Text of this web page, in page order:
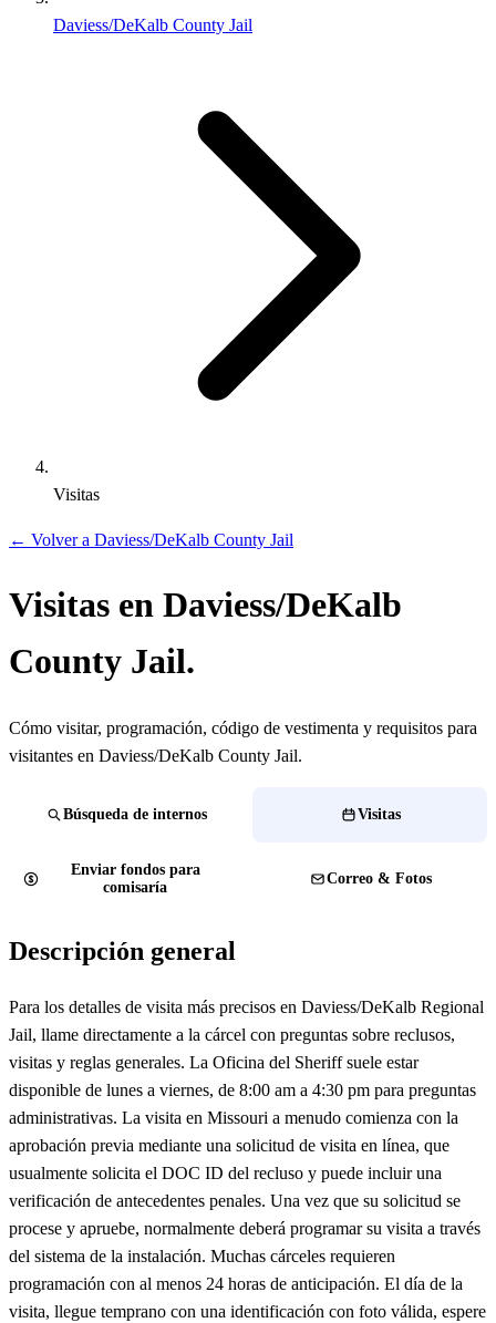
Daviess/DeKalb County Jail
Visitas
← Volver a Daviess/DeKalb County Jail
Visitas en Daviess/DeKalb
County Jail.
Cómo visitar, programación, código de vestimenta y requisitos para
visitantes en Daviess/DeKalb County Jail.
Búsqueda de internos Visitas
Enviar fondos para
comisaría
Correo & Fotos
Descripción general
Para los detalles de visita más precisos en Daviess/DeKalb Regional
Jail, llame directamente a la cárcel con preguntas sobre reclusos,
visitas y reglas generales. La Oficina del Sheriff suele estar
disponible de lunes a viernes, de 8:00 am a 4:30 pm para preguntas
administrativas. La visita en Missouri a menudo comienza con la
aprobación previa mediante una solicitud de visita en línea, que
usualmente solicita el DOC ID del recluso y puede incluir una
verificación de antecedentes penales. Una vez que su solicitud se
procese y apruebe, normalmente deberá programar su visita a través
del sistema de la instalación. Muchas cárceles requieren
programación con al menos 24 horas de anticipación. El día de la
visita, llegue temprano con una identificación con foto válida, espere